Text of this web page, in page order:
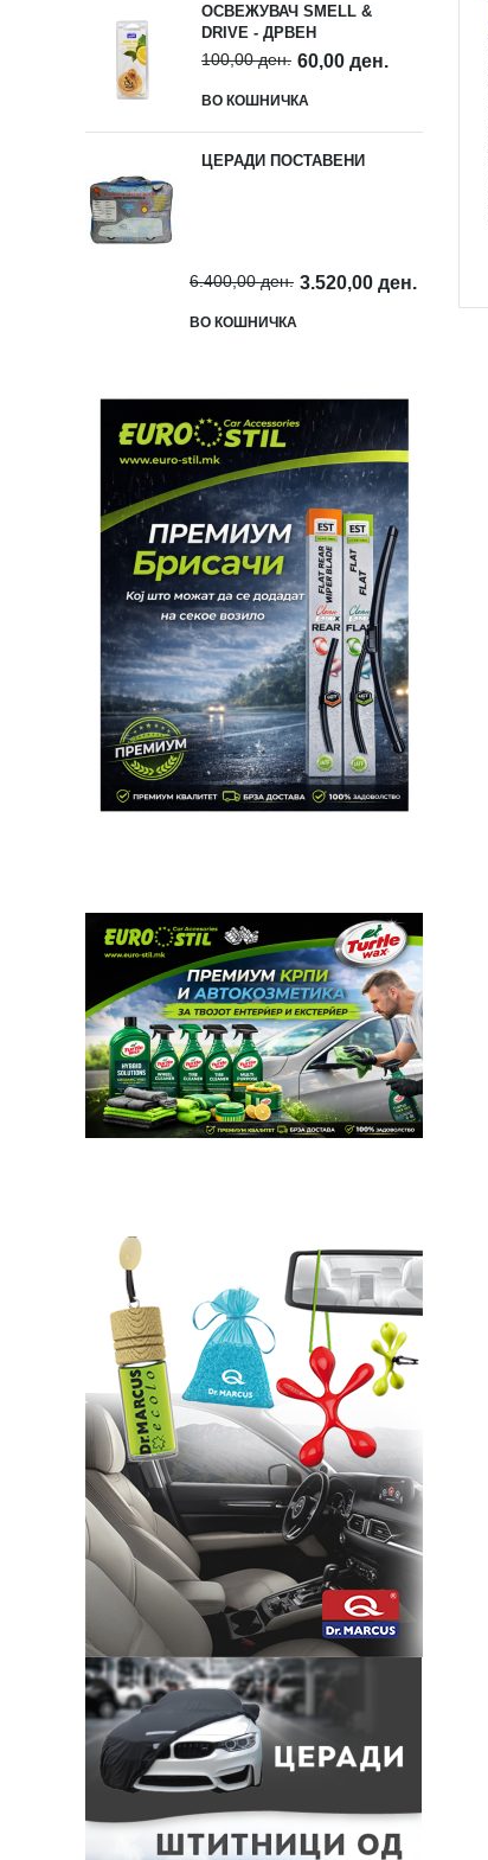
ОСВЕЖУВАЧ SMELL &
DRIVE - ДРВЕН
100,00 ден. 60,00 ден.
ВО КОШНИЧКА
ЦЕРАДИ ПОСТАВЕНИ
6.400,00 ден. 3.520,00 ден.
ВО КОШНИЧКА